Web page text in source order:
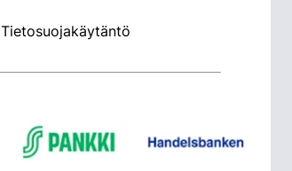
Tietosuojakäytäntö